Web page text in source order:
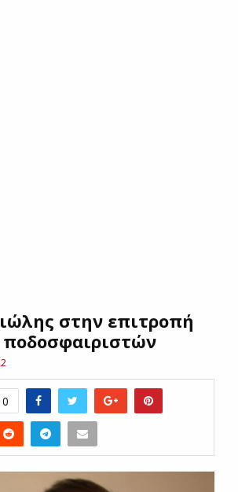
στην επιτροπή
ποδοσφαιριστών
0